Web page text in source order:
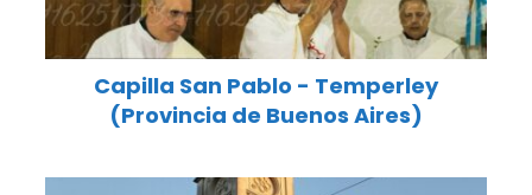
Capilla San Pablo - Temperley
(Provincia de Buenos Aires)